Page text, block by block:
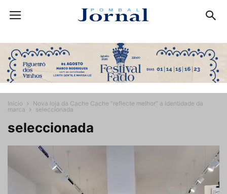
Início
Nova loja da Cache Cache “reflecte melhor” a identidade da
marca
seleccionada
seleccionada